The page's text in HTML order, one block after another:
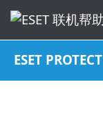
ESET